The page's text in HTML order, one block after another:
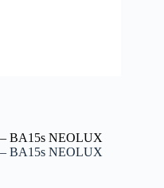
BA15s NEOLUX
BA15s NEOLUX